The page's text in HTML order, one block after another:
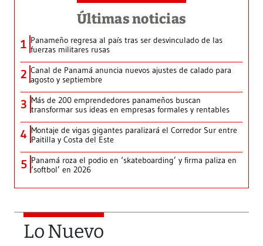
Últimas noticias
1 Panameño regresa al país tras ser desvinculado de las
fuerzas militares rusas
2 Canal de Panamá anuncia nuevos ajustes de calado para
agosto y septiembre
3 Más de 200 emprendedores panameños buscan
transformar sus ideas en empresas formales y rentables
4 Montaje de vigas gigantes paralizará el Corredor Sur entre
Paitilla y Costa del Este
5 Panamá roza el podio en ‘skateboarding’ y firma paliza en
‘softbol’ en 2026
Lo Nuevo